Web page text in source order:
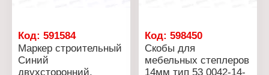
Код: 591584
Маркер строительный
Синий
двухсторонний,
Код:598450
Скобы для
мебельных степлеров
14мм тип 53 0042-14-